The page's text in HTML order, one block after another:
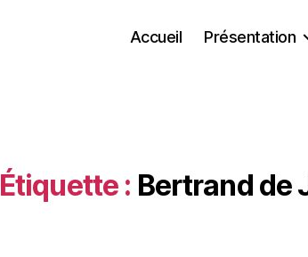
Accueil Présentation
Étiquette : Bertrand de